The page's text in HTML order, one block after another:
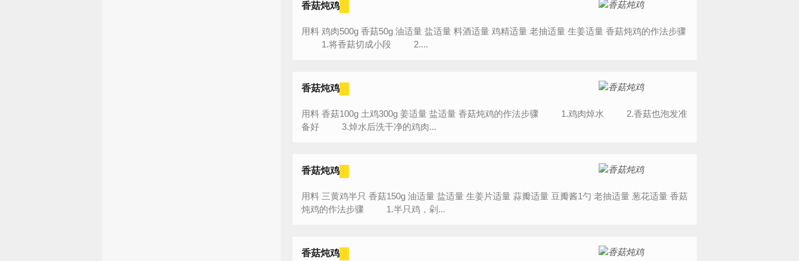
香菇炖鸡
用料 鸡肉500g 香菇50g 油适量 盐适量 料酒适量 鸡精适量 老抽适量 生姜适量 香菇炖鸡的作法步骤
1.将香菇切成小段 2....
香菇炖鸡
用料 香菇100g 土鸡300g 姜适量 盐适量 香菇炖鸡的作法步骤 1.鸡肉焯水 2.香菇也泡发准
备好 3.焯水后洗干净的鸡肉...
香菇炖鸡
用料 三黄鸡半只 香菇150g 油适量 盐适量 生姜片适量 蒜瓣适量 豆瓣酱1勺 老抽适量 葱花适量 香菇
炖鸡的作法步骤 1.半只鸡，剁...
香菇炖鸡